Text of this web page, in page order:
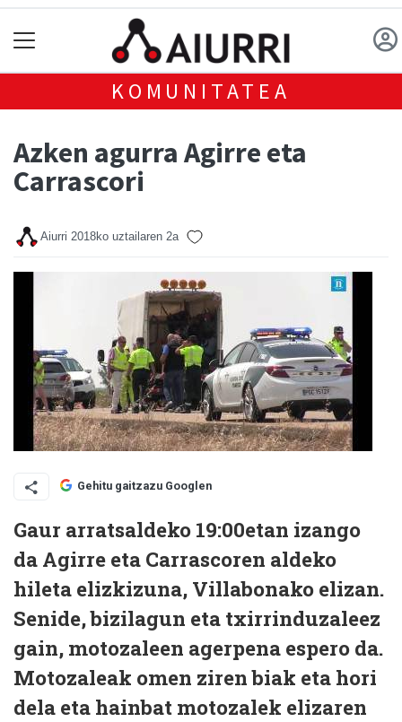
KOMUNITATEA
Azken agurra Agirre eta
Carrascori
Aiurri 2018ko uztailaren 2a
Gehitu gaitzazu Googlen
Gaur arratsaldeko 19:00etan izango
da Agirre eta Carrascoren aldeko
hileta elizkizuna, Villabonako elizan.
Senide, bizilagun eta txirrinduzaleez
gain, motozaleen agerpena espero da.
Motozaleak omen ziren biak eta hori
dela eta hainbat motozalek elizaren